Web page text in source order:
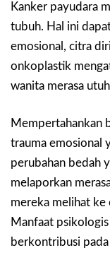
Kanker payudara
tubuh. Hal ini
emosional, citra
onkoplastik
wanita merasa
Mempertahankan
trauma emosional
perubahan bedah
melaporkan
mereka melihat ke
Manfaat
berkontribusi pada